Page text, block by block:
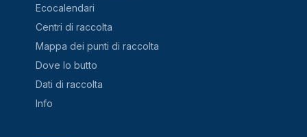
Ecocalendari
Centri di raccolta
Mappa dei punti di raccolta
Dove lo butto
Dati di raccolta
Info